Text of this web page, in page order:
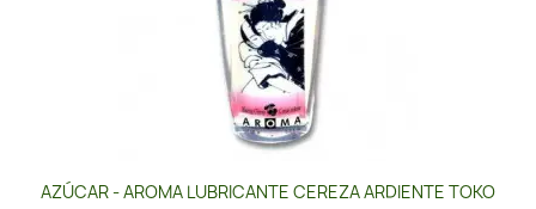
AZÚCAR - AROMA LUBRICANTE CEREZA ARDIENTE TOKO